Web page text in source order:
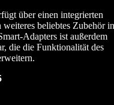
über einen integrierten
beliebtes Zubehör in
Adapters ist außerdem
die die Funktionalität des